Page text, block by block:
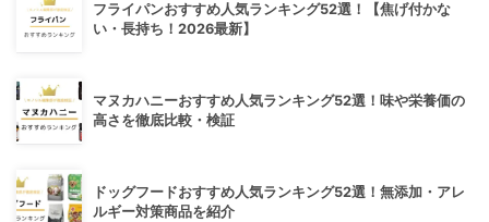
フライパンおすすめ人気ランキング52選！【焦げ付かな
い・長持ち！2026最新】
マヌカハニーおすすめ人気ランキング52選！味や栄養価の
高さを徹底比較・検証
ドッグフードおすすめ人気ランキング52選！無添加・アレ
ルギー対策商品を紹介